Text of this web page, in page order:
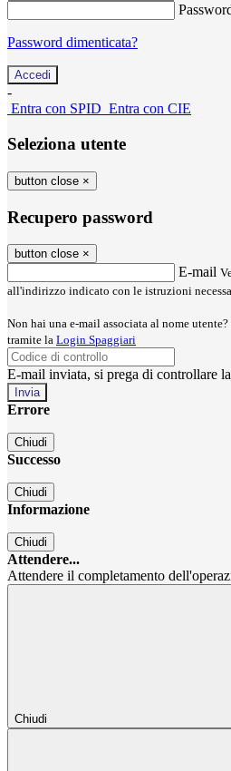
Password dimenticata?
-
Entra con SPID Entra con CIE
Seleziona utente
button close ×
Recupero password
button close ×
E-mail
all'indirizzo indicato con le istruzioni
Non hai una e-mail associata al nome
tramite la Login Spaggiari
E-mail inviata, si prega di controllare
Errore
Chiudi
Successo
Chiudi
Informazione
Chiudi
Attendere...
Attendere il completamento
Chiudi